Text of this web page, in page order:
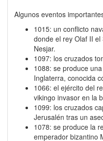
Algunos eventos
1015: un conflicto
donde el rey Olaf II
Nesjar.
1097: los cruzados
1088: se produce
Inglaterra, conocida
1066: el ejército del
vikingo invasor en la
1099: los cruzados
Jerusalén tras un
1078: se produce la
emperador bizantino